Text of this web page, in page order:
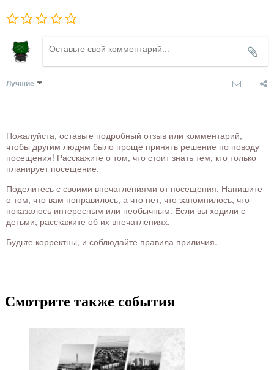
Лучшие
Пожалуйста, оставьте подробный отзыв или комментарий,
чтобы другим людям было проще принять решение по поводу
посещения! Расскажите о том, что стоит знать тем, кто только
планирует посещение.
Поделитесь с своими впечатлениями от посещения. Напишите
о том, что вам понравилось, а что нет, что запомнилось, что
показалось интересным или необычным. Если вы ходили с
детьми, расскажите об их впечатлениях.
Будьте корректны, и соблюдайте правила приличия.
Смотрите также события